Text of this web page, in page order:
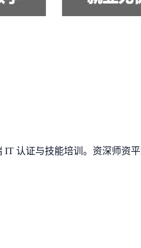
认证与技能培训。资深师资平